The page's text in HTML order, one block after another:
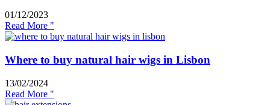
01/12/2023
Read More "
Where to buy natural hair wigs in Lisbon
13/02/2024
Read More "